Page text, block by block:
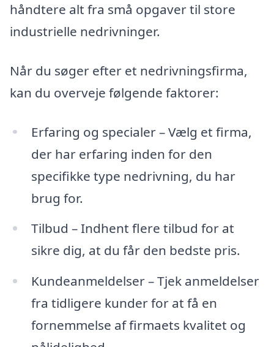
håndtere alt fra små opgaver til store
industrielle nedrivninger.
Når du søger efter et nedrivningsfirma,
kan du overveje følgende faktorer:
Erfaring og specialer – Vælg et firma,
der har erfaring inden for den
specifikke type nedrivning, du har
brug for.
Tilbud – Indhent flere tilbud for at
sikre dig, at du får den bedste pris.
Kundeanmeldelser – Tjek anmeldelser
fra tidligere kunder for at få en
fornemmelse af firmaets kvalitet og